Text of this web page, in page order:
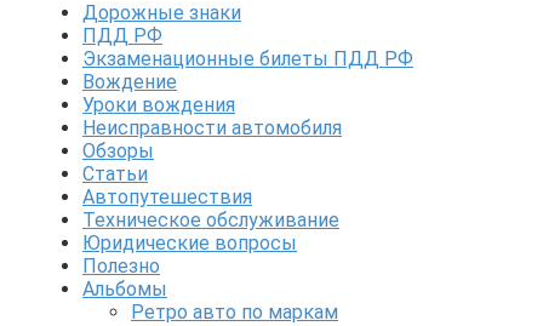
Дорожные знаки
ПДД РФ
Экзаменационные билеты ПДД РФ
Вождение
Уроки вождения
Неисправности автомобиля
Обзоры
Статьи
Автопутешествия
Техническое обслуживание
Юридические вопросы
Полезно
Альбомы
Ретро авто по маркам